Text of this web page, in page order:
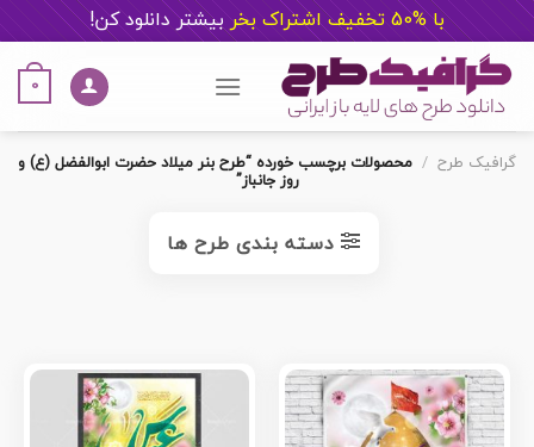
با %50 تخفیف اشتراک بخر بیشتر دانلود کن!
content
0
گرافیک طرح / محصولات برچسب خورده “طرح بنر میلاد حضرت ابوالفضل (ع) و
روز جانباز”
دسته بندی طرح ها